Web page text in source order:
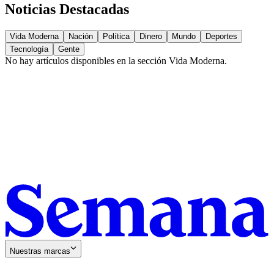
Noticias Destacadas
Vida Moderna Nación Política Dinero Mundo
Deportes
Tecnología
Gente
No hay artículos disponibles en la sección Vida Moderna.
Nuestras marcas